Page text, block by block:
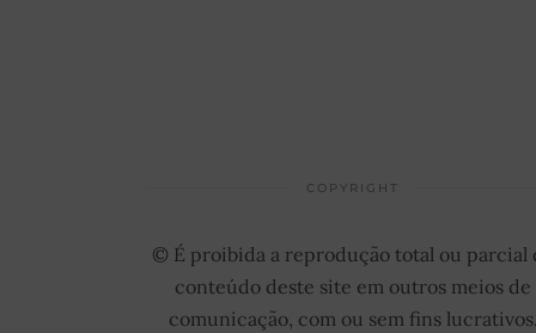
COPYRIGHT
© É proibida a reprodução total ou parcial
conteúdo deste site em outros meios de
comunicação, com ou sem fins